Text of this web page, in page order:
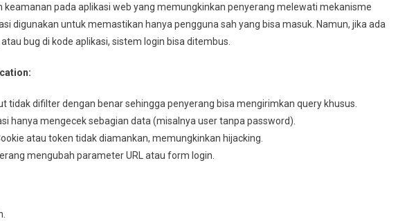
keamanan pada aplikasi web yang memungkinkan penyerang melewati mekanisme
digunakan untuk memastikan hanya pengguna sah yang bisa masuk. Namun, jika ada
bug di kode aplikasi, sistem login bisa ditembus.
tidak difilter dengan benar sehingga penyerang bisa mengirimkan query khusus.
hanya mengecek sebagian data (misalnya user tanpa password).
atau token tidak diamankan, memungkinkan hijacking.
mengubah parameter URL atau form login.